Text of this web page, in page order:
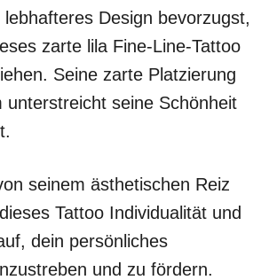
Design bevorzugst,
zarte lila Fine-Line-Tattoo
Seine zarte Platzierung
unterstreicht seine Schönheit
seinem ästhetischen Reiz
Tattoo Individualität und
dein persönliches
und zu fördern.